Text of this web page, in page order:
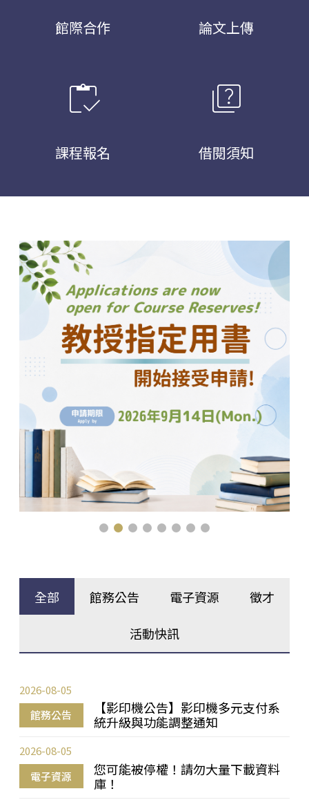
館際合作 論文上傳
inventory
課程報名
quiz
借閱須知
全部 館務公告 電子資源 徵才
活動快訊
館務公告
【影印機公告】影印機多元支付系
統升級與功能調整通知
2026-08-05
電子資源
您可能被停權！請勿大量下載資料
庫！
2026-08-05